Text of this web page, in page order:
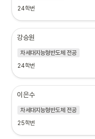
24학번
강승원
차세대지능형반도체 전공
24학번
이은수
차세대지능형반도체 전공
25학번